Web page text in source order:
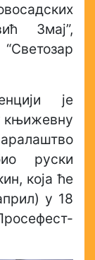
Змај”,
је
књижевну
руски
која ће
у 18